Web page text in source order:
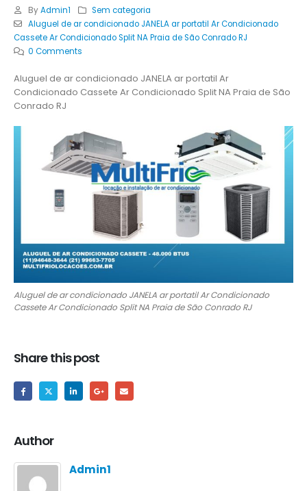
By Admin1
Sem categoria
Aluguel de ar condicionado JANELA ar portatil Ar Condicionado
Cassete Ar Condicionado Split NA Praia de São Conrado RJ
0 Comments
Aluguel de ar condicionado JANELA ar portatil Ar
Condicionado Cassete Ar Condicionado Split NA Praia de São
Conrado RJ
Aluguel de ar condicionado JANELA ar portatil Ar Condicionado
Cassete Ar Condicionado Split NA Praia de São Conrado RJ
Share this post
Author
Admin1